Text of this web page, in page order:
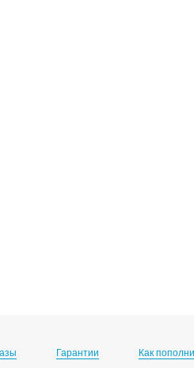
Гарантии Как